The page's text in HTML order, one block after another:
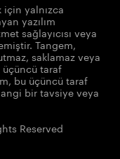
için yalnızca
yazılım
sağlayıcısı veya
Tangem,
saklamaz veya
taraf
bu üçüncü taraf
bir tavsiye veya